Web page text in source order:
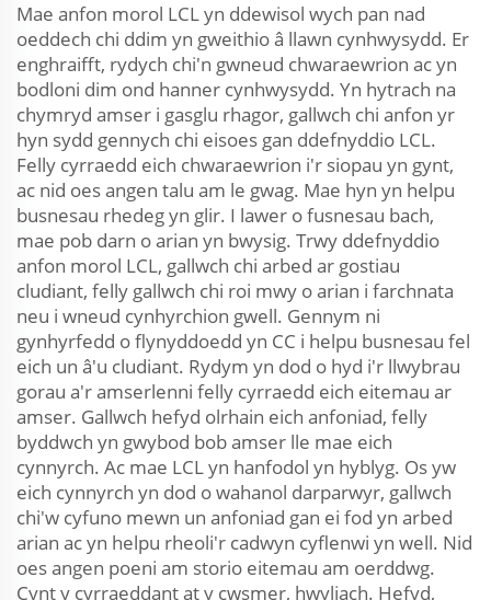
Mae anfon morol LCL yn ddewisol wych pan nad
oeddech chi ddim yn gweithio â llawn cynhwysydd. Er
enghraifft, rydych chi'n gwneud chwaraewrion ac yn
bodloni dim ond hanner cynhwysydd. Yn hytrach na
chymryd amser i gasglu rhagor, gallwch chi anfon yr
hyn sydd gennych chi eisoes gan ddefnyddio LCL.
Felly cyrraedd eich chwaraewrion i'r siopau yn gynt,
ac nid oes angen talu am le gwag. Mae hyn yn helpu
busnesau rhedeg yn glir. I lawer o fusnesau bach,
mae pob darn o arian yn bwysig. Trwy ddefnyddio
anfon morol LCL, gallwch chi arbed ar gostiau
cludiant, felly gallwch chi roi mwy o arian i farchnata
neu i wneud cynhyrchion gwell. Gennym ni
gynhyrfedd o flynyddoedd yn CC i helpu busnesau fel
eich un â'u cludiant. Rydym yn dod o hyd i'r llwybrau
gorau a'r amserlenni felly cyrraedd eich eitemau ar
amser. Gallwch hefyd olrhain eich anfoniad, felly
byddwch yn gwybod bob amser lle mae eich
cynnyrch. Ac mae LCL yn hanfodol yn hyblyg. Os yw
eich cynnyrch yn dod o wahanol darparwyr, gallwch
chi'w cyfuno mewn un anfoniad gan ei fod yn arbed
arian ac yn helpu rheoli'r cadwyn cyflenwi yn well. Nid
oes angen poeni am storio eitemau am oerddwg.
Cynt y cyrraeddant at y cwsmer, hwyliach. Hefyd,